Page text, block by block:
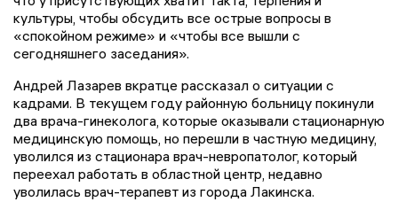
культуры, чтобы обсудить все острые вопросы в
«спокойном режиме» и «чтобы все вышли с
сегодняшнего заседания».
Андрей Лазарев вкратце рассказал о ситуации с
кадрами. В текущем году районную больницу покинули
два врача-гинеколога, которые оказывали стационарную
медицинскую помощь, но перешли в частную медицину,
уволился из стационара врач-невропатолог, который
переехал работать в областной центр, недавно
уволилась врач-терапевт из города Лакинска.